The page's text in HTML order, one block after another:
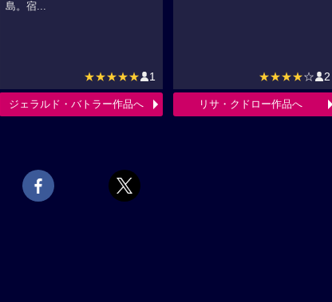
島。宿...
★★★★★ 1
ジェラルド・バトラー作品へ
★★★★☆ 2
リサ・クドロー作品へ